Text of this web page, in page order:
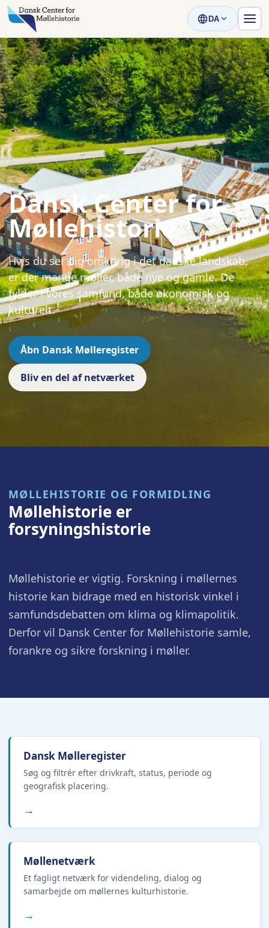
DA
Dansk Center for
Møllehistorie
Hvis du ser dig omkring i det danske landskab,
er der mange møller, både nye og gamle. De
fylder i vores samfund, både økonomisk og
kulturelt.
Åbn Dansk Mølleregister
Bliv en del af netværket
MØLLEHISTORIE OG FORMIDLING
Møllehistorie er
forsyningshistorie
Møllehistorie er vigtig. Forskning i møllernes
historie kan bidrage med en historisk vinkel i
samfundsdebatten om klima og klimapolitik.
Derfor vil Dansk Center for Møllehistorie samle,
forankre og sikre forskning i møller.
Dansk Mølleregister
Søg og filtrér efter drivkraft, status, periode og
geografisk placering.
→
Møllenetværk
Et fagligt netværk for videndeling, dialog og
samarbejde om møllernes kulturhistorie.
→